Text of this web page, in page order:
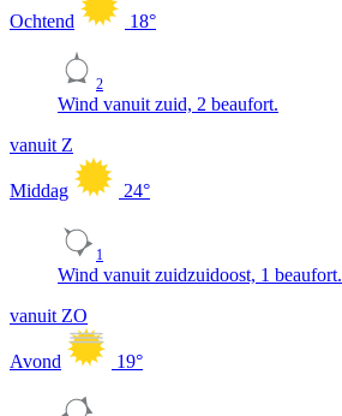
Ochtend 18°
2
Wind vanuit zuid, 2 beaufort.
vanuit Z
Middag 24°
1
Wind vanuit zuidzuidoost, 1 beaufort.
vanuit ZO
Avond 19°